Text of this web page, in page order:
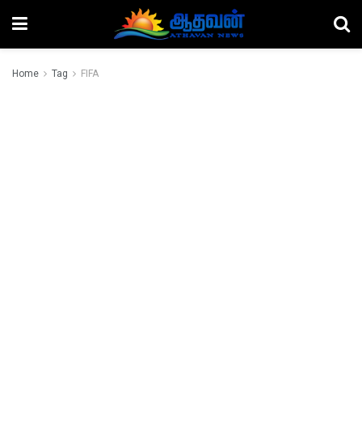
Home Tag FIFA